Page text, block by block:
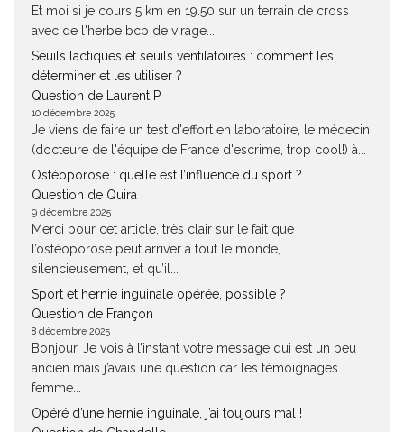
Et moi si je cours 5 km en 19.50 sur un terrain de cross
avec de l'herbe bcp de virage...
Seuils lactiques et seuils ventilatoires : comment les
déterminer et les utiliser ?
Question de Laurent P.
10 décembre 2025
Je viens de faire un test d'effort en laboratoire, le médecin
(docteure de l'équipe de France d'escrime, trop cool!) à...
Ostéoporose : quelle est l’influence du sport ?
Question de Quira
9 décembre 2025
Merci pour cet article, très clair sur le fait que
l’ostéoporose peut arriver à tout le monde,
silencieusement, et qu’il...
Sport et hernie inguinale opérée, possible ?
Question de Françon
8 décembre 2025
Bonjour, Je vois à l’instant votre message qui est un peu
ancien mais j’avais une question car les témoignages
femme...
Opéré d’une hernie inguinale, j’ai toujours mal !